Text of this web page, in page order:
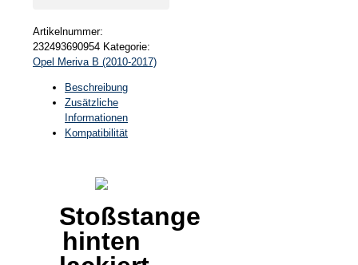
Artikelnummer:
232493690954 Kategorie:
Opel Meriva B (2010-2017)
Beschreibung
Zusätzliche
Informationen
Kompatibilität
Stoßstange
hinten